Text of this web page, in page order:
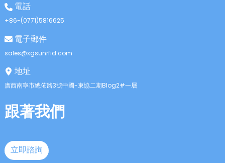
電話
+86-(0771)5816625
電子郵件
sales@xgsunrfid.com
地址
廣西南寧市總佈路3號中國-東協二期Blog2#一層
跟著我們
立即諮詢